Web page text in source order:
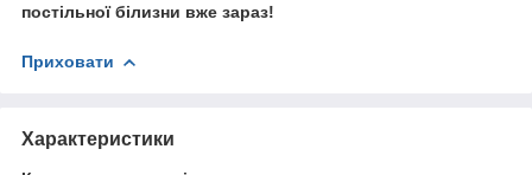
постільної білизни вже зараз!
Приховати
Характеристики